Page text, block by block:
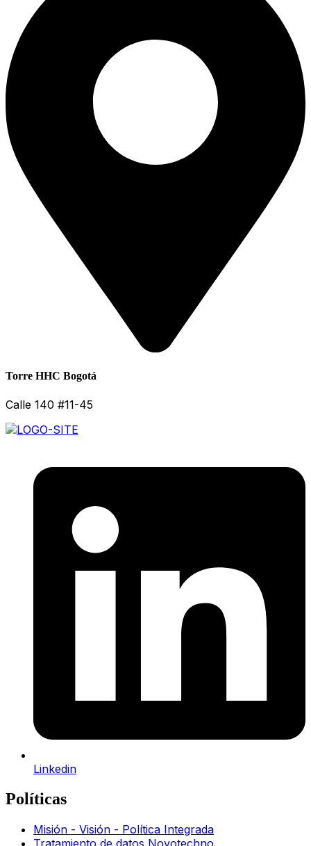
Torre HHC Bogotá
Calle 140 #11-45
Linkedin
Políticas
Misión - Visión - Política Integrada
Tratamiento de datos Novotechno